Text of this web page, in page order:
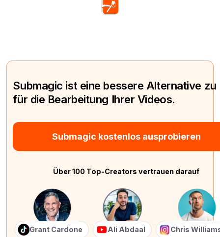
Submagic ist eine bessere Alternative zu
für die Bearbeitung Ihrer Videos.
Submagic kostenlos ausprobieren
Über 100 Top-Creators vertrauen darauf
Grant Cardone Ali Abdaal Chris